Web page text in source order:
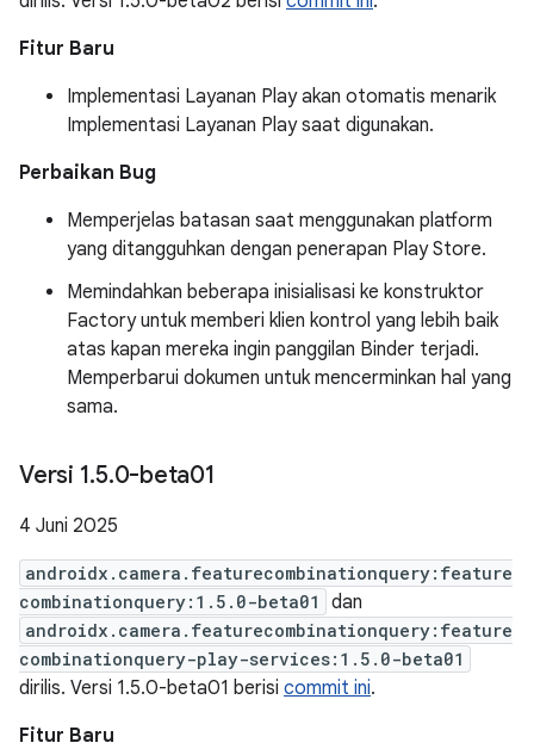
Fitur Baru
Implementasi Layanan Play akan otomatis menarik
Implementasi Layanan Play saat digunakan.
Perbaikan Bug
Memperjelas batasan saat menggunakan platform
yang ditangguhkan dengan penerapan Play Store.
Memindahkan beberapa inisialisasi ke konstruktor
Factory untuk memberi klien kontrol yang lebih baik
atas kapan mereka ingin panggilan Binder terjadi.
Memperbarui dokumen untuk mencerminkan hal yang
sama.
Versi 1.5.0-beta01
4 Juni 2025
androidx.camera.featurecombinationquery:feature
combinationquery:1.5.0-beta01
dan
androidx.camera.featurecombinationquery:feature
combinationquery-play-services:1.5.0-beta01
dirilis. Versi 1.5.0-beta01 berisi commit ini.
Fitur Baru